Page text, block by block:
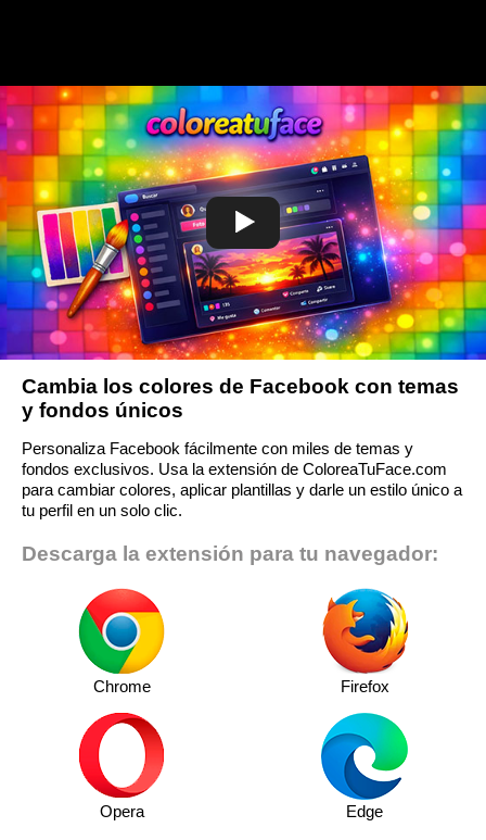
Cambia los colores de Facebook con temas
y fondos únicos
Personaliza Facebook fácilmente con miles de temas y
fondos exclusivos. Usa la extensión de ColoreaTuFace.com
para cambiar colores, aplicar plantillas y darle un estilo único a
tu perfil en un solo clic.
Descarga la extensión para tu navegador:
Chrome Firefox
Opera Edge